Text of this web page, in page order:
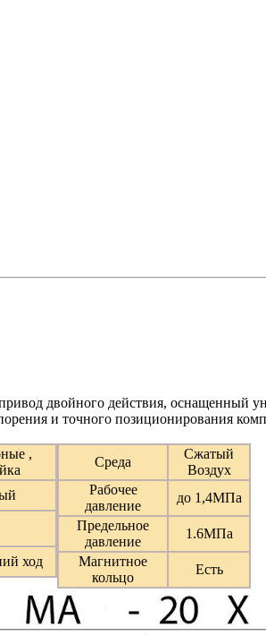
двойного действия, оснащенный
и точного позиционирования
,
ход
Среда
Сжатый
Воздух
Рабочее
давление
до 1,4МПа
Предельное
давление
1.6МПа
Магнитное
кольцо
Есть